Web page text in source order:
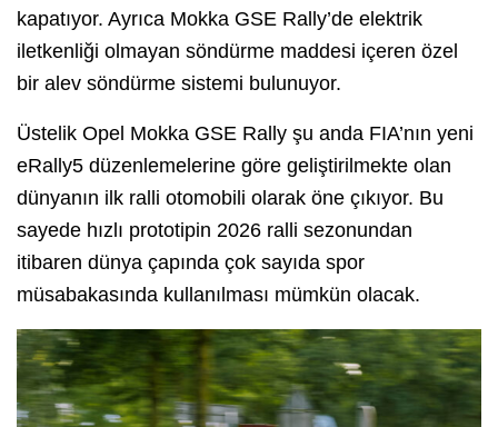
kapatıyor. Ayrıca Mokka GSE Rally’de elektrik
iletkenliği olmayan söndürme maddesi içeren özel
bir alev söndürme sistemi bulunuyor.
Üstelik Opel Mokka GSE Rally şu anda FIA’nın yeni
eRally5 düzenlemelerine göre geliştirilmekte olan
dünyanın ilk ralli otomobili olarak öne çıkıyor. Bu
sayede hızlı prototipin 2026 ralli sezonundan
itibaren dünya çapında çok sayıda spor
müsabakasında kullanılması mümkün olacak.